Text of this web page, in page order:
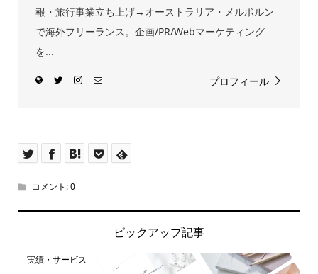
報・旅行事業立ち上げ→オーストラリア・メルボルン
で海外フリーランス。企画/PR/Webマーケティング
を...
プロフィール
コメント:0
ピックアップ記事
実績・サービス